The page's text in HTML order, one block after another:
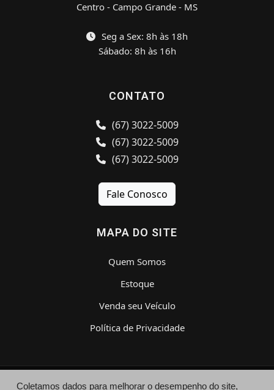
Centro - Campo Grande - MS
Seg a Sex: 8h às 18h
Sábado: 8h às 16h
CONTATO
(67) 3022-5009
(67) 3022-5009
(67) 3022-5009
Fale Conosco
MAPA DO SITE
Quem Somos
Estoque
Venda seu Veículo
Política de Privacidade
Coletamos dados para melhorar o desempenho do site,